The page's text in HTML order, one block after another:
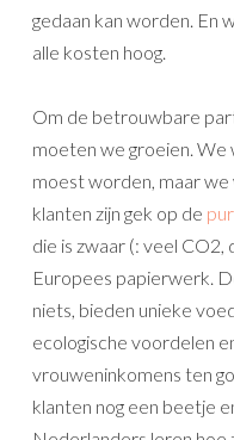
gedaan kan worden. En
alle kosten hoog.
Om de betrouwbare
moeten we groeien. We
moest worden, maar
klanten zijn gek op de
die is zwaar (: veel
Europees papierwerk.
niets, bieden unieke
ecologische voordelen
vrouweninkomens ten
klanten nog een beetje